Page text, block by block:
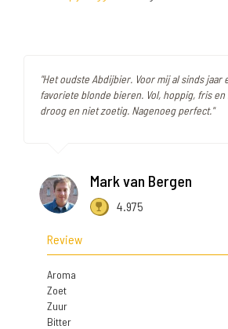
"Het oudste Abdijbier. Voor mij al sinds jaar
favoriete blonde bieren. Vol, hoppig, fris en
droog en niet zoetig. Nagenoeg perfect."
Mark van Bergen
4.975
Review
Aroma
Zoet
Zuur
Bitter